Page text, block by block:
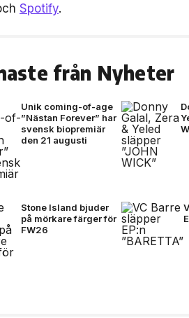
Spotify.
från Nyheter
Unik coming-of-age
”Nästan Forever” har
svensk biopremiär
den 21 augusti
Stone Island bjuder
på mörkare färger för
FW26